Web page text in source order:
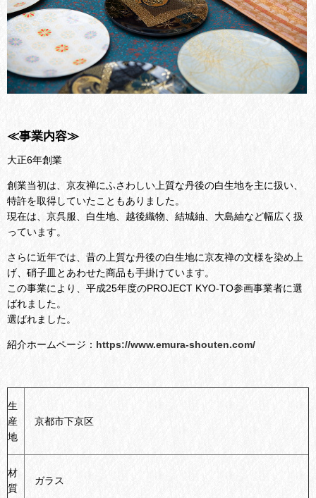
≪事業内容≫
大正6年創業
創業当初は、京友禅にふさわしい上質な丹後の白生地を主に扱い、
特許を取得していたこともありました。
現在は、京呉服、白生地、越後織物、結城紬、大島紬など幅広く扱
っています。
さらに近年では、昔の上質な丹後の白生地に京友禅の文様を染め上
げ、 硝子皿とあわせた商品も手掛けています。
この事業により、平成25年度のPROJECT KYO-TO参画事業者に選
ばれました。
選ばれました。
紹介ホームページ： https://www.emura-shouten.com/
生
産
地
京都市下京区
材
質
ガラス